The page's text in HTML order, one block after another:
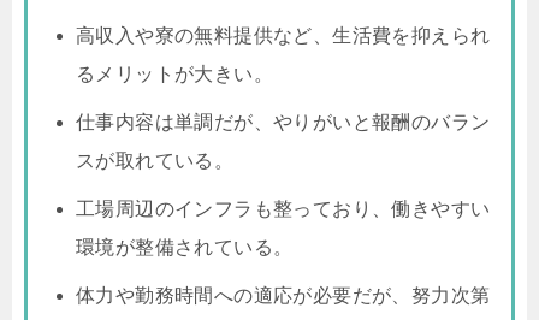
高収入や寮の無料提供など、生活費を抑えられ
るメリットが大きい。
仕事内容は単調だが、やりがいと報酬のバラン
スが取れている。
工場周辺のインフラも整っており、働きやすい
環境が整備されている。
体力や勤務時間への適応が必要だが、努力次第